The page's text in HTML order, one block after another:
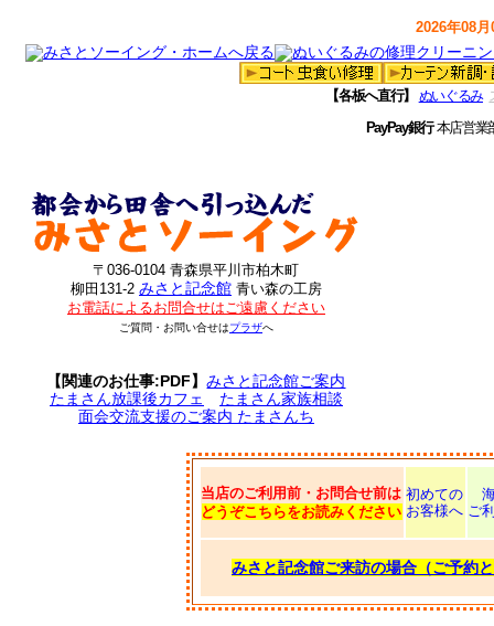
2026年08
【各板へ直行】 ぬいぐるみ
PayPay銀行本店営
〒036-0104 青森県平川市柏木町
柳田131-2 みさと記念館 青い森の工房
お電話によるお問合せはご遠慮ください
ご質問・お問い合せはプラザへ
【関連のお仕事:PDF】みさと記念館ご案内
たまさん放課後カフェ
たまさん家族相談
面会交流支援のご案内 たまさんち
当店のご利用前・お問合せ前は
どうぞこちらをお読みください
初めての
お客様へ ご
みさと記念館ご来訪の場合（ご予約